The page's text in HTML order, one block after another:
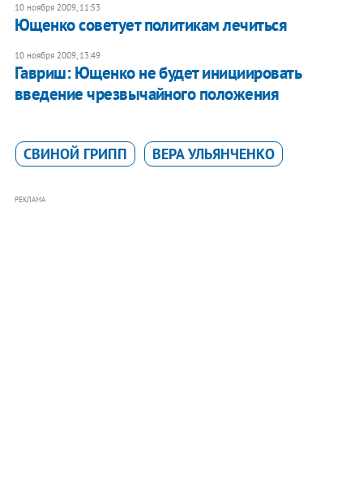
10 ноября 2009, 11:53
Ющенко советует политикам лечиться
10 ноября 2009, 13:49
Гавриш: Ющенко не будет инициировать
введение чрезвычайного положения
СВИНОЙ ГРИПП ВЕРА УЛЬЯНЧЕНКО
РЕКЛАМА